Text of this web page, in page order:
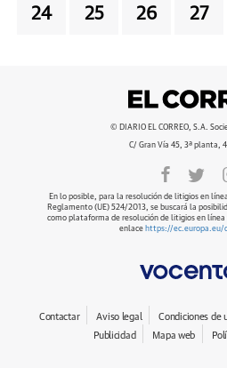
24 25 26 27
© DIARIO EL CORREO, S.A.
C/ Gran Vía 45, 3ª planta,
En lo posible, para la resolución de litigios en
Reglamento (UE) 524/2013, se buscará la
como plataforma de resolución de litigios en
enlace https://ec.europa.eu/
Contactar Aviso legal Condiciones de
Publicidad
Mapa web